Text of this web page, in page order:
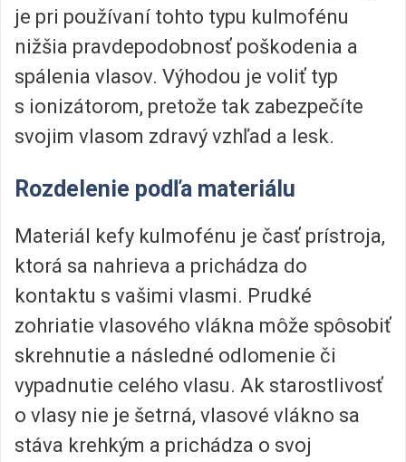
je pri používaní tohto typu kulmofénu
nižšia pravdepodobnosť poškodenia a
spálenia vlasov. Výhodou je voliť typ
s ionizátorom, pretože tak zabezpečíte
svojim vlasom zdravý vzhľad a lesk.
Rozdelenie podľa materiálu
Materiál kefy kulmofénu je časť prístroja,
ktorá sa nahrieva a prichádza do
kontaktu s vašimi vlasmi. Prudké
zohriatie vlasového vlákna môže spôsobiť
skrehnutie a následné odlomenie či
vypadnutie celého vlasu. Ak starostlivosť
o vlasy nie je šetrná, vlasové vlákno sa
stáva krehkým a prichádza o svoj